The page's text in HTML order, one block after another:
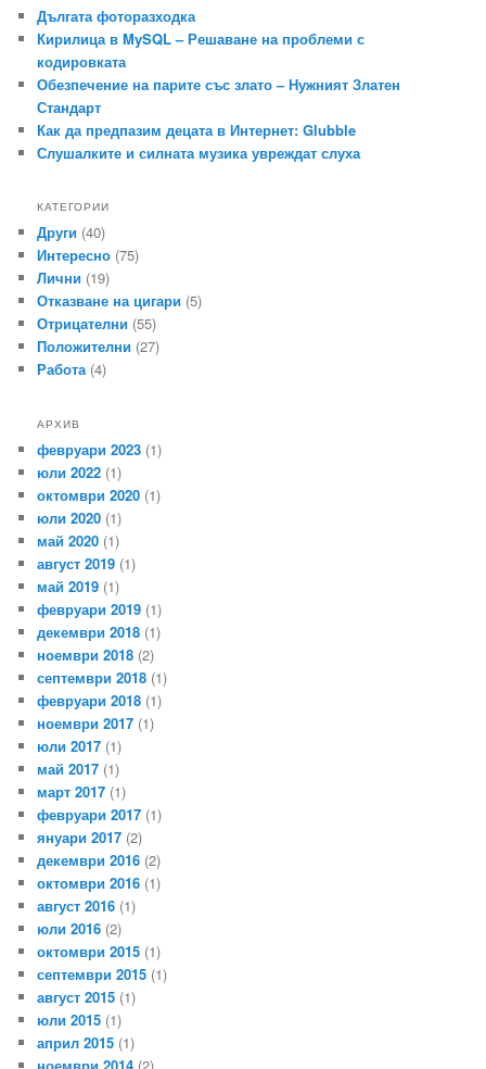
Дългата фоторазходка
Кирилица в MySQL – Решаване на проблеми с
кодировката
Обезпечение на парите със злато – Нужният Златен
Стандарт
Как да предпазим децата в Интернет: Glubble
Слушалките и силната музика увреждат слуха
КАТЕГОРИИ
Други (40)
Интересно (75)
Лични (19)
Отказване на цигари (5)
Отрицателни (55)
Положителни (27)
Работа(4)
АРХИВ
февруари 2023 (1)
юли 2022 (1)
октомври 2020 (1)
юли 2020 (1)
май 2020 (1)
август 2019 (1)
май 2019 (1)
февруари 2019 (1)
декември 2018 (1)
ноември 2018 (2)
септември 2018 (1)
февруари 2018 (1)
ноември 2017 (1)
юли 2017 (1)
май 2017 (1)
март 2017 (1)
февруари 2017 (1)
януари 2017 (2)
декември 2016 (2)
октомври 2016 (1)
август 2016 (1)
юли 2016 (2)
октомври 2015 (1)
септември 2015 (1)
август 2015 (1)
юли 2015 (1)
април 2015 (1)
ноември 2014 (2)